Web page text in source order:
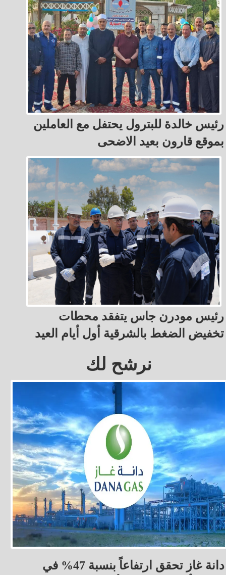
رئيس خالدة للبترول يحتفل مع العاملين
بموقع قارون بعيد الاضحى
رئيس مودرن جاس يتفقد محطات
تخفيض الضغط بالشرقية أول أيام العيد
نرشح لك
دانة غاز تحقق ارتفاعاً بنسبة 47% في